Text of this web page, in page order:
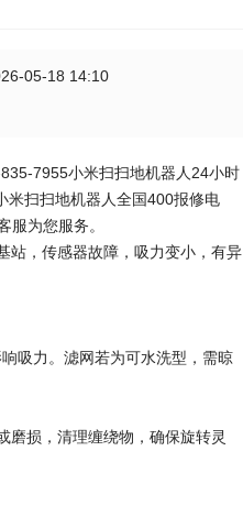
05-18 14:10
7955小米扫扫地机器人24小时
米扫扫地机器人全国400报修电
为您服务。
站，传感器故障，吸力变小，有异
吸力。滤网若为可水洗型，需晾
磨损，清理缠绕物，确保旋转灵